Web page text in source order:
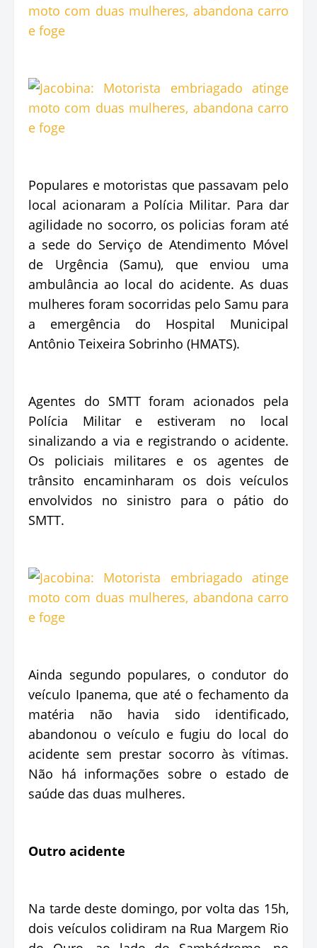
Populares e motoristas que passavam pelo
local acionaram a Polícia Militar. Para dar
agilidade no socorro, os policias foram até
a sede do Serviço de Atendimento Móvel
de Urgência (Samu), que enviou uma
ambulância ao local do acidente. As duas
mulheres foram socorridas pelo Samu para
a emergência do Hospital Municipal
Antônio Teixeira Sobrinho (HMATS).
Agentes do SMTT foram acionados pela
Polícia Militar e estiveram no local
sinalizando a via e registrando o acidente.
Os policiais militares e os agentes de
trânsito encaminharam os dois veículos
envolvidos no sinistro para o pátio do
SMTT.
Ainda segundo populares, o condutor do
veículo Ipanema, que até o fechamento da
matéria não havia sido identificado,
abandonou o veículo e fugiu do local do
acidente sem prestar socorro às vítimas.
Não há informações sobre o estado de
saúde das duas mulheres.
Outro acidente
Na tarde deste domingo, por volta das 15h,
dois veículos colidiram na Rua Margem Rio